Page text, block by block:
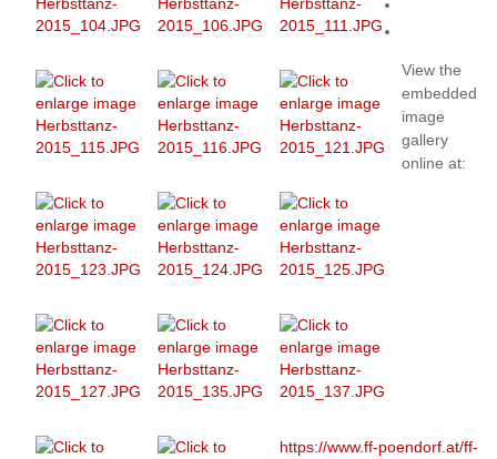
View the
embedded
image
gallery
online at:
https://www.ff-poendorf.at/ff-